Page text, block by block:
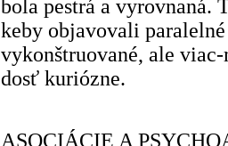
bola pestrá a vyrovnaná.
keby objavovali
vykonštruované, ale
dosť kuriózne.
ASOCIÁCIE A